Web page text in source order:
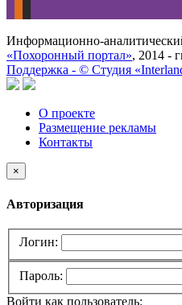
Информационно-
«Похоронный портал», 2014 -
Поддержка - © Cтудия
О проекте
Размещение рекламы
Контакты
×
Авторизация
Логин:
Пароль:
Войти как пользователь: